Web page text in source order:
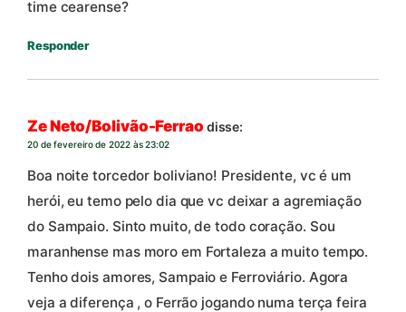
time cearense?
Responder
Ze Neto/Bolivão-Ferrao disse:
20 de fevereiro de 2022 às 23:02
Boa noite torcedor boliviano! Presidente, vc é um
herói, eu temo pelo dia que vc deixar a agremiação
do Sampaio. Sinto muito, de todo coração. Sou
maranhense mas moro em Fortaleza a muito tempo.
Tenho dois amores, Sampaio e Ferroviário. Agora
veja a diferença , o Ferrão jogando numa terça feira